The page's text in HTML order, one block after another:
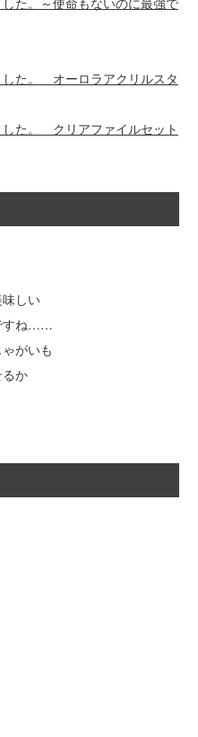
した。 オーロラアクリルスタ
した。 クリアファイルセット
しい
すね……
がいも
か